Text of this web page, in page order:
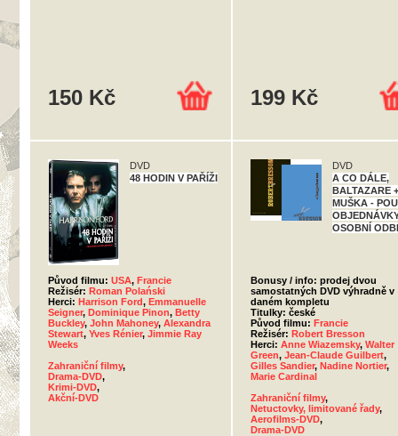
150 Kč 199 Kč
DVD
48 HODIN V PAŘÍŽI
Původ filmu: USA, Francie
Režisér: Roman Polański
Herci: Harrison Ford, Emmanuelle
Seigner, Dominique Pinon, Betty
Buckley, John Mahoney, Alexandra
Stewart, Yves Rénier, Jimmie Ray
Weeks
Zahraniční filmy,
Drama-DVD,
Krimi-DVD,
Akční-DVD
DVD
A CO DÁLE,
BALTAZARE +
MUŠKA -
OSOBNÍ
Bonusy / info: prodej dvou
samostatných DVD výhradně v
daném kompletu
Titulky: české
Původ filmu: Francie
Režisér: Robert Bresson
Herci: Anne Wiazemsky, Walter
Green, Jean-Claude Guilbert,
Gilles Sandier, Nadine Nortier,
Marie Cardinal
Zahraniční filmy,
Netuctovky, limitované řady,
Aerofilms-DVD,
Drama-DVD